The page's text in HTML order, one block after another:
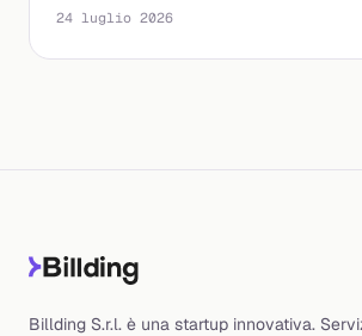
24 luglio 2026
Billding S.r.l. è una startup innovativa.